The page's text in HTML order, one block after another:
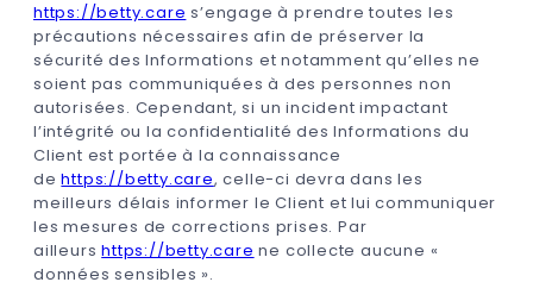
https://betty.care s’engage à prendre toutes les
précautions nécessaires afin de préserver la
sécurité des Informations et notamment qu’elles ne
soient pas communiquées à des personnes non
autorisées. Cependant, si un incident impactant
l’intégrité ou la confidentialité des Informations du
Client est portée à la connaissance
dehttps://betty.care, celle-ci devra dans les
meilleurs délais informer le Client et lui communiquer
les mesures de corrections prises. Par
ailleurshttps://betty.care ne collecte aucune «
données sensibles ».